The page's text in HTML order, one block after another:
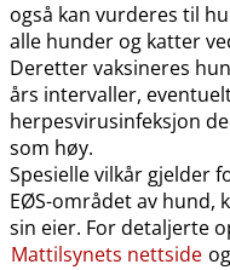
også kan vurderes til
alle hunder og katter
Deretter vaksineres
års intervaller,
herpesvirusinfeksjon
som høy.
Spesielle vilkår gjelder
EØS-området av hund,
sin eier. For detaljerte
Mattilsynets nettside